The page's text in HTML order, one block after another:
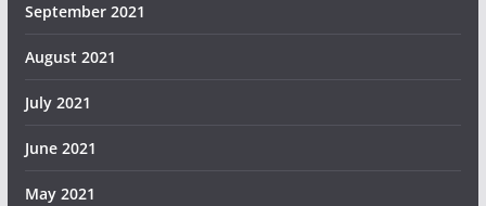
September 2021
August 2021
July 2021
June 2021
May 2021